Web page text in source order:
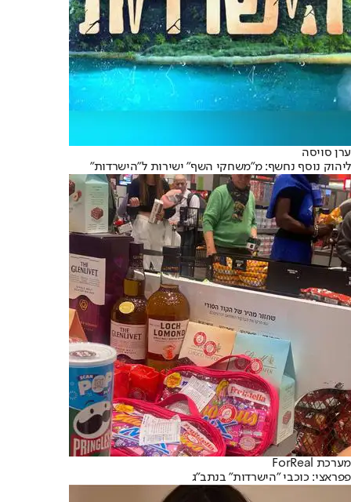
ערן סויסה
ליהוק נוסף נחשף: מ״משחקי השף״ ישירות ל״הישרדות״
מערכת ForReal
פפראצי: כוכבי ״הישרדות״ בנתב״ג